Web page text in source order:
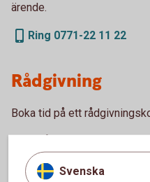
ärende.
Ring 0771-22 11 22
Rådgivning
Boka tid på ett
Ditt och din familjs
Pension och
Svenska